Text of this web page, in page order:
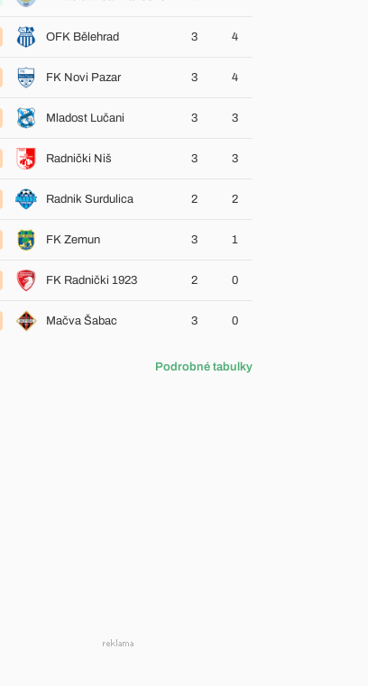
OFK Bělehrad 3 4
FK Novi Pazar 3 4
Mladost Lučani 3 3
Radnički Niš 3 3
Radnik Surdulica 2 2
FK Zemun 3 1
FK Radnički 1923 2 0
Mačva Šabac 3 0
Podrobné tabulky